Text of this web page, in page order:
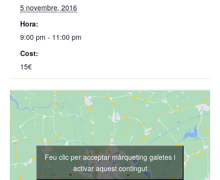
5 novembre, 2016
Hora:
9:00 pm - 11:00 pm
Cost:
15€
Feu clic per acceptar màrqueting galetes i
activar aquest contingut